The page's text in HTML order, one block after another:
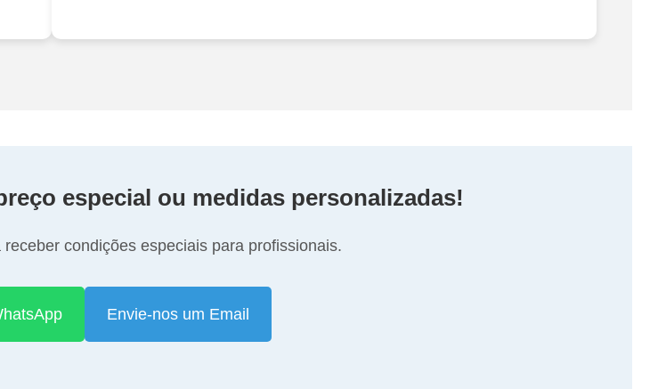
especial ou medidas personalizadas!
condições especiais para profissionais.
Envie-nos um Email